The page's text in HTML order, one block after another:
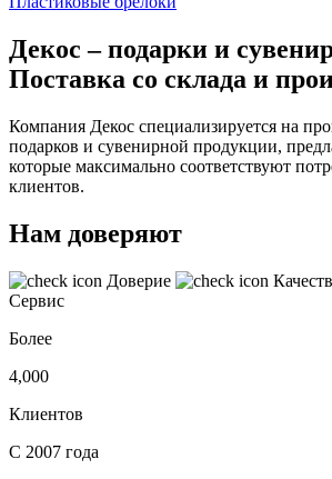
Декос – подарки и
Поставка со склада и
Компания Декос специализируется на
подарков и сувенирной продукции,
которые максимально соответствуют
клиентов.
Нам доверяют
Доверие
Сервис
Более
4,000
Клиентов
С 2007 года